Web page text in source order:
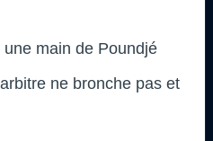
main de Poundjé
ne bronche pas et